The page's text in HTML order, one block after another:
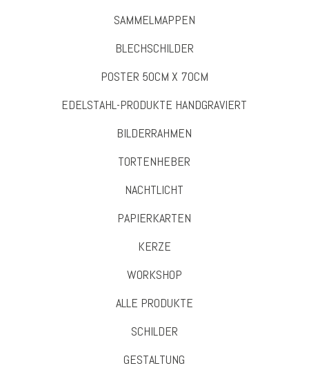
SAMMELMAPPEN
BLECHSCHILDER
POSTER 50CM X 70CM
EDELSTAHL-PRODUKTE HANDGRAVIERT
BILDERRAHMEN
TORTENHEBER
NACHTLICHT
PAPIERKARTEN
KERZE
WORKSHOP
ALLE PRODUKTE
SCHILDER
GESTALTUNG